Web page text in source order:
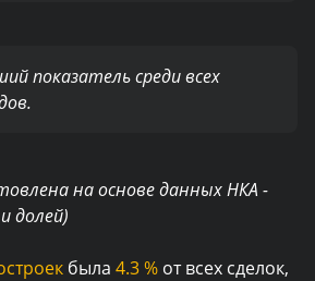
показатель среди всех
на основе данных НКА -
долей)
была 4.3 % от всех сделок,